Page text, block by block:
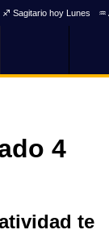
♐ Sagitario hoy Lunes
4
te